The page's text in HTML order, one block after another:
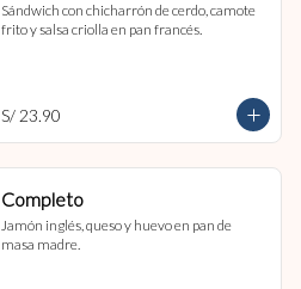
Sándwich con chicharrón de cerdo, camote
frito y salsa criolla en pan francés.
S/ 23.90
Completo
Jamón inglés, queso y huevo en pan de
masa madre.